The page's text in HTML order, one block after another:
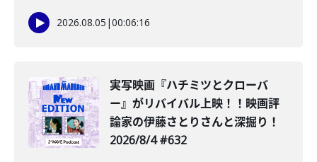
2026.08.05 |00:06:16
️実写映画『ハチミツとクローバ
ー』がリバイバル上映！！映画評
論家の伊藤さとりさんと深掘り！
2026/8/4 #632